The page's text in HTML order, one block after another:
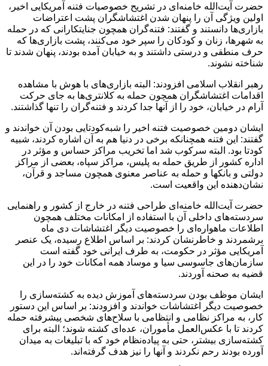
حضرت آیت‌الله خامنه‌ای در تشریح خصوصیات فتنه آمریکایی اخیر،
اولین ویژگی آن را پنهان شدن اغتشاشگران پشت اعتراضات
بازاری‌ها دانستند و گفتند: فتنه‌گران همچون جنایتکارانی که در حمله
به شهرها، زنان و کودکان را سپر خود می‌کنند، پشت بازاری‌ها که
حرف منطقی و درستی داشتند و به خیابان آمده بودند، پنهان شدند تا
شناخته نشوند.
رهبر انقلاب اسلامی افزودند: البته بازاری‌های با هوش با مشاهده
اقدامات اغتشاشگران همچون حمله به کلانتری‌ها به جای حرکت
آرام در خیابان، خود را از آنها جدا کردند و فتنه‌گران را تنها گذاشتند.
ایشان دومین خصوصیت فتنه اخیر را شبه‌کودتایی بودن آن خواندند و
گفتند: این فتنه همچنانکه برخی در دنیا هم به آن اشاره کردند، شبیه
کودتا بود. البته سرکوب شد اما تخریب مراکز حساس و مؤثر در
اداره کشور از طریق حمله به پلیس، مراکز سپاه، بعضی از مراکز
دولتی و بانکها و حمله به عناصر معنوی همچون مساجد و قرآن،
نشان‌دهنده این واقعیت است.
حضرت آیت‌الله خامنه‌ای طراحی فتنه در خارج از کشور و راهنمایی
سردسته‌های داخلی آن با استفاده از امکانات مختلف همچون
اطلاعات ماهواره‌ای را خصوصیت دیگر اغتشاشات دی ماه
برشمردند و خاطرنشان کردند: بر اساس اطلاع رسیده، یک عنصر
آمریکایی مؤثر در حکومت، به طرف ایرانی خود گفته است
سازمان‌های جاسوسی سیا و موساد همه امکانات خود را در این
قضیه به صحنه آوردند.
ایشان موظف بودن سردسته‌های آموزش دیده به کشته‌سازی را
خصوصیت دیگر اغتشاشات خواندند و افزودند: بر اساس این دستور
کار، به مراکز نظامی و انتظامی با سلاح‌های شخصی پیشرفته حمله
کردند تا با عکس‌العمل مأموران، عده‌ای کشته شوند؛ البته برای
کشته‌سازی بیشتر، حتی به پیاده‌نظام خود که با تبلیغات به میدان
آورده بودند رحم نکردند و آنها را نیز هدف گرفته‌اند.